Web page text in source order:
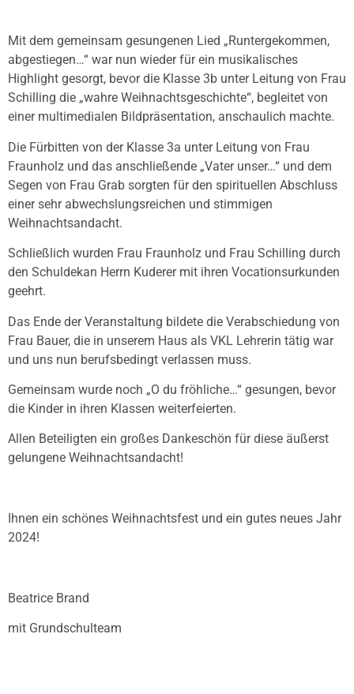
Mit dem gemeinsam gesungenen Lied „Runtergekommen,
abgestiegen…“ war nun wieder für ein musikalisches
Highlight gesorgt, bevor die Klasse 3b unter Leitung von Frau
Schilling die „wahre Weihnachtsgeschichte“, begleitet von
einer multimedialen Bildpräsentation, anschaulich machte.
Die Fürbitten von der Klasse 3a unter Leitung von Frau
Fraunholz und das anschließende „Vater unser…“ und dem
Segen von Frau Grab sorgten für den spirituellen Abschluss
einer sehr abwechslungsreichen und stimmigen
Weihnachtsandacht.
Schließlich wurden Frau Fraunholz und Frau Schilling durch
den Schuldekan Herrn Kuderer mit ihren Vocationsurkunden
geehrt.
Das Ende der Veranstaltung bildete die Verabschiedung von
Frau Bauer, die in unserem Haus als VKL Lehrerin tätig war
und uns nun berufsbedingt verlassen muss.
Gemeinsam wurde noch „O du fröhliche…“ gesungen, bevor
die Kinder in ihren Klassen weiterfeierten.
Allen Beteiligten ein großes Dankeschön für diese äußerst
gelungene Weihnachtsandacht!
Ihnen ein schönes Weihnachtsfest und ein gutes neues Jahr
2024!
Beatrice Brand
mit Grundschulteam